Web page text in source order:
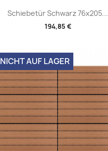
Schiebetür Schwarz 76x205...
194,85 €
NICHT AUF LAGER